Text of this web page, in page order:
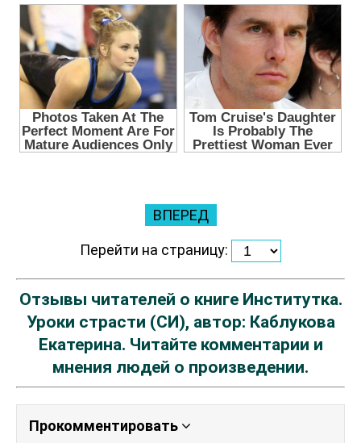
ВПЕРЕД
Перейти на страницу:
Отзывы читателей о книге Институтка.
Уроки страсти (СИ), автор: Каблукова
Екатерина. Читайте комментарии и
мнения людей о произведении.
Прокомментировать